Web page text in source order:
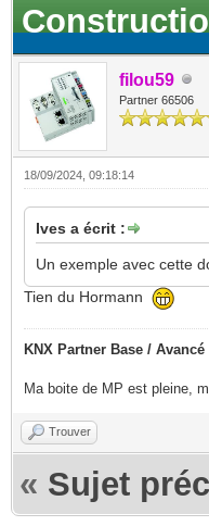
filou59
Partner 66506
18/09/2024, 09:18:14
Ives a écrit :
Un exemple avec cette
Tien du Hormann
KNX Partner Base / Avancé
Ma boite de MP est pleine,
Trouver
« Sujet